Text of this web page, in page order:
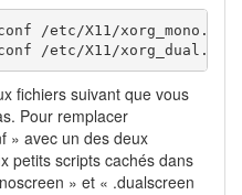
/etc/X11/
/etc/X11/
fichiers suivant que vous
Pour remplacer
» avec un des deux
petits scripts cachés dans
» et « .dualscreen